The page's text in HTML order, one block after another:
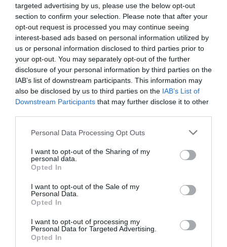
targeted advertising by us, please use the below opt-out
section to confirm your selection. Please note that after your
opt-out request is processed you may continue seeing
interest-based ads based on personal information utilized by
us or personal information disclosed to third parties prior to
your opt-out. You may separately opt-out of the further
disclosure of your personal information by third parties on the
IAB’s list of downstream participants. This information may
also be disclosed by us to third parties on the IAB’s List of
Downstream Participants that may further disclose it to other
Please note that this website/app uses one or more Google
not limited to your visit or usage behaviour. You may click to
grant or deny consent to Google and its third-party tags to
use your data for below specified purposes in below Google
consent section.
Personal Data Processing Opt Outs
I want to opt-out of the Sharing of my
personal data.
Opted In
I want to opt-out of the Sale of my
Personal Data.
Opted In
I want to opt-out of processing my
Personal Data for Targeted Advertising.
Opted In
azonos időszakához viszonyítva. Budapesten 17,
Balatonnál 3,7%-kal nőtt a turisztikai
szálláshelyeken eltöltött külföldivendég-éjszakák
száma.
Összesen 30 794turisztikai